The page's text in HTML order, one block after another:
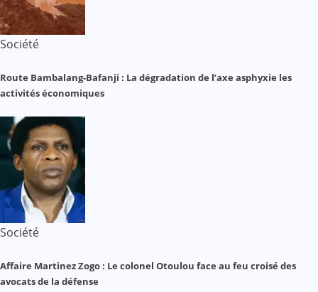
Société
Route Bambalang-Bafanji : La dégradation de l’axe asphyxie les
activités économiques
Société
Affaire Martinez Zogo : Le colonel Otoulou face au feu croisé des
avocats de la défense